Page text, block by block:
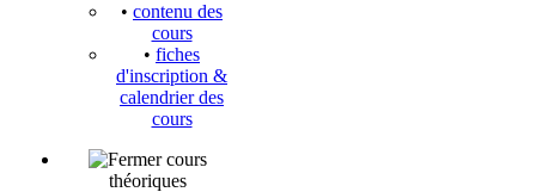
• contenu des
cours
• fiches
d'inscription &
calendrier des
cours
cours
théoriques